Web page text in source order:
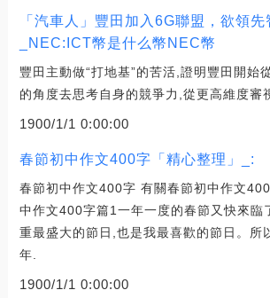
「汽車人」豐田加入6G聯盟，欲領先
_NEC:ICT幣是什么幣NEC幣
豐田主動做“打地基”的苦活,證明豐田開始
的角度去思考自身的競爭力,從更高維度審
1900/1/1 0:00:00
春節初中作文400字「精心整理」_:
春節初中作文400字 有關春節初中作文
中作文400字篇1一年一度的春節又快來臨
重最盛大的節日,也是我最喜歡的節日。所
年.
1900/1/1 0:00:00